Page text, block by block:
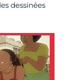
dessinées